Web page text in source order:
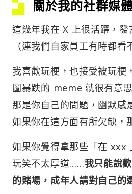
關於我的社群媒
這幾年我在 X 上很活躍，
（連我們自家員工有時都看
我喜歡玩梗，也接受被玩梗
圖暴跌的 meme 就很有意
那是你自己的問題，幽默感
如果你在這方面有所欠缺，
如果你覺得拿那些「在 xxx
玩笑不太厚道……我只能說
的賭場，成年人請對自己的